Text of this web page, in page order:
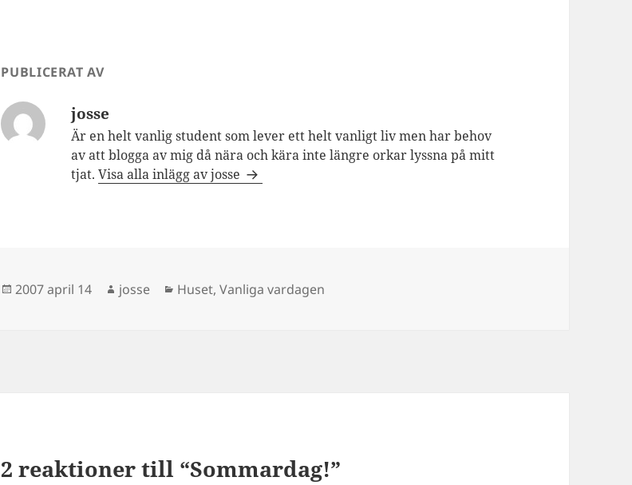
PUBLICERAT AV
josse
Är en helt vanlig student som lever ett helt vanligt liv men har behov
av att blogga av mig då nära och kära inte längre orkar lyssna på mitt
tjat.Visa alla inlägg av josse
Postat
2007 april 14 Författare
josse Kategorier
Huset,Vanliga vardagen
2 reaktioner till “Sommardag!”